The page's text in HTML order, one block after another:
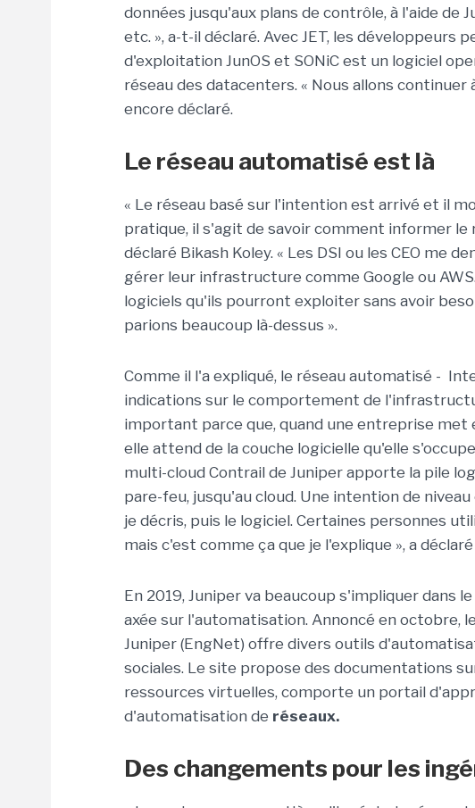
données jusqu'aux plans de contrôle, à l'aide de
etc. », a-t-il déclaré. Avec JET, les développeurs
d'exploitation JunOS et SONiC est un logiciel
réseau des datacenters. « Nous allons
encore déclaré.
Le réseau automatisé est là
« Le réseau basé sur l'intention est arrivé et il
pratique, il s'agit de savoir comment informer le
déclaré Bikash Koley. « Les DSI ou les CEO me
gérer leur infrastructure comme Google ou
logiciels qu'ils pourront exploiter sans avoir
parions beaucoup là-dessus ».
Comme il l'a expliqué, le réseau automatisé -
indications sur le comportement de
important parce que, quand une entreprise met
elle attend de la couche logicielle qu'elle
multi-cloud Contrail de Juniper apporte la pile
pare-feu, jusqu'au cloud. Une intention de
je décris, puis le logiciel. Certaines personnes
mais c'est comme ça que je l'explique », a déclaré
En 2019, Juniper va beaucoup s'impliquer dans
axée sur l'automatisation. Annoncé en octobre,
Juniper (EngNet) offre divers outils
sociales. Le site propose des documentations
ressources virtuelles, comporte un portail
d'automatisation de réseaux.
Des changements pour les